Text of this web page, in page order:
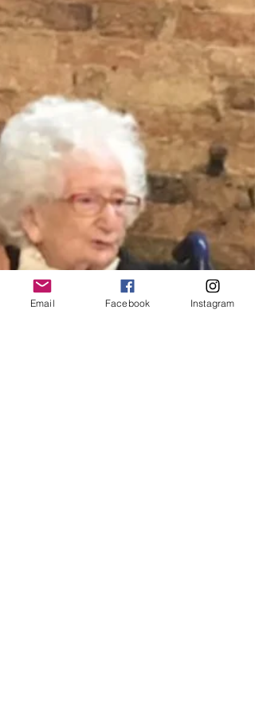
donna. Lo organizza la sezione dell’Adei Wizo
Roma...
Email Facebook Instagram